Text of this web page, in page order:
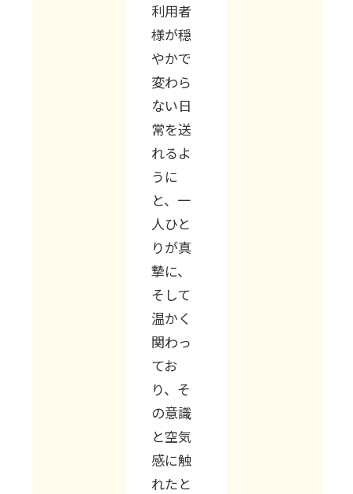
利用者
様が穏
やかで
変わら
ない日
常を送
れるよ
うに
と、一
人ひと
りが真
摯に、
そして
温かく
関わっ
てお
り、そ
の意識
と空気
感に触
れたと